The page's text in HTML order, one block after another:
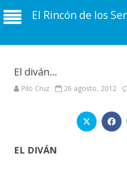
El Rincón de los
El diván…
Pilo Cruz 26 agosto, 2012
EL DIVÁN